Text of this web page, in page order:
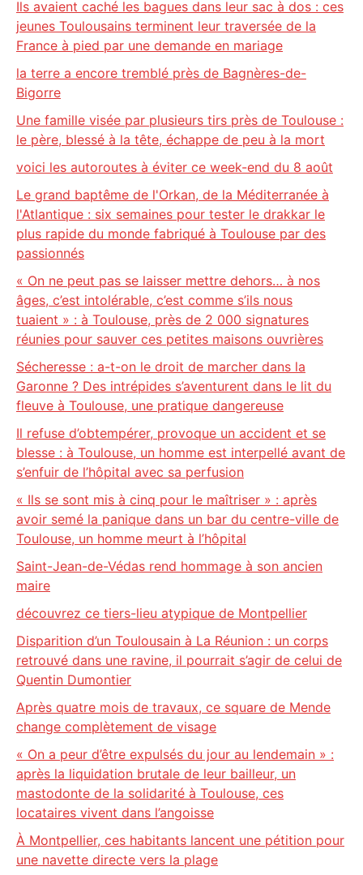
Ils avaient caché les bagues dans leur sac à dos : ces
jeunes Toulousains terminent leur traversée de la
France à pied par une demande en mariage
la terre a encore tremblé près de Bagnères-de-
Bigorre
Une famille visée par plusieurs tirs près de Toulouse :
le père, blessé à la tête, échappe de peu à la mort
voici les autoroutes à éviter ce week-end du 8 août
Le grand baptême de l'Orkan, de la Méditerranée à
l'Atlantique : six semaines pour tester le drakkar le
plus rapide du monde fabriqué à Toulouse par des
passionnés
« On ne peut pas se laisser mettre dehors… à nos
âges, c’est intolérable, c’est comme s’ils nous
tuaient » : à Toulouse, près de 2 000 signatures
réunies pour sauver ces petites maisons ouvrières
Sécheresse : a-t-on le droit de marcher dans la
Garonne ? Des intrépides s’aventurent dans le lit du
fleuve à Toulouse, une pratique dangereuse
Il refuse d’obtempérer, provoque un accident et se
blesse : à Toulouse, un homme est interpellé avant de
s’enfuir de l’hôpital avec sa perfusion
« Ils se sont mis à cinq pour le maîtriser » : après
avoir semé la panique dans un bar du centre-ville de
Toulouse, un homme meurt à l’hôpital
Saint-Jean-de-Védas rend hommage à son ancien
maire
découvrez ce tiers-lieu atypique de Montpellier
Disparition d’un Toulousain à La Réunion : un corps
retrouvé dans une ravine, il pourrait s’agir de celui de
Quentin Dumontier
Après quatre mois de travaux, ce square de Mende
change complètement de visage
« On a peur d’être expulsés du jour au lendemain » :
après la liquidation brutale de leur bailleur, un
mastodonte de la solidarité à Toulouse, ces
locataires vivent dans l’angoisse
À Montpellier, ces habitants lancent une pétition pour
une navette directe vers la plage